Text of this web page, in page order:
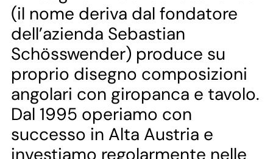
(il nome deriva dal fondatore
dell’azienda Sebastian
Schösswender) produce su
proprio disegno composizioni
angolari con giropanca e tavolo.
Dal 1995 operiamo con
successo in Alta Austria e
investiamo regolarmente nelle